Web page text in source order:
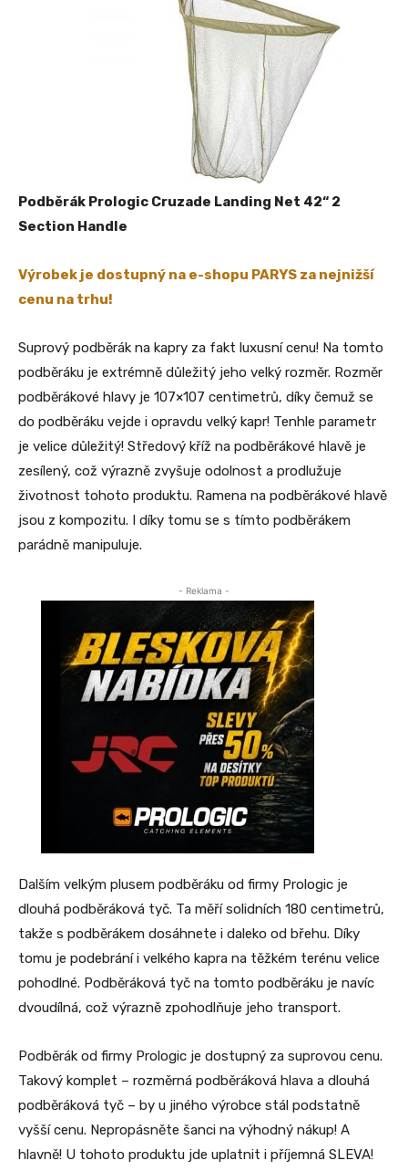
Podběrák Prologic Cruzade Landing Net 42“ 2
Section Handle
Výrobek je dostupný na e-shopu PARYS za nejnižší
cenu na trhu!
Suprový podběrák na kapry za fakt luxusní cenu! Na tomto
podběráku je extrémně důležitý jeho velký rozměr. Rozměr
podběrákové hlavy je 107×107 centimetrů, díky čemuž se
do podběráku vejde i opravdu velký kapr! Tenhle parametr
je velice důležitý! Středový kříž na podběrákové hlavě je
zesílený, což výrazně zvyšuje odolnost a prodlužuje
životnost tohoto produktu. Ramena na podběrákové hlavě
jsou z kompozitu. I díky tomu se s tímto podběrákem
parádně manipuluje.
- Reklama -
Dalším velkým plusem podběráku od firmy Prologic je
dlouhá podběráková tyč. Ta měří solidních 180 centimetrů,
takže s podběrákem dosáhnete i daleko od břehu. Díky
tomu je podebrání i velkého kapra na těžkém terénu velice
pohodlné. Podběráková tyč na tomto podběráku je navíc
dvoudílná, což výrazně zpohodlňuje jeho transport.
Podběrák od firmy Prologic je dostupný za suprovou cenu.
Takový komplet – rozměrná podběráková hlava a dlouhá
podběráková tyč – by u jiného výrobce stál podstatně
vyšší cenu. Nepropásněte šanci na výhodný nákup! A
hlavně! U tohoto produktu jde uplatnit i příjemná SLEVA!